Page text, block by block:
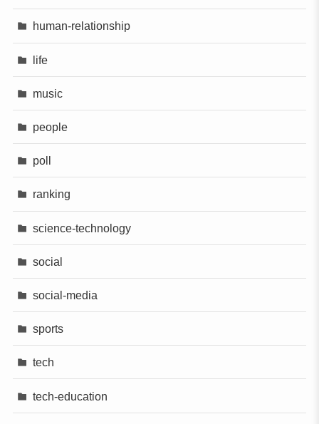
human-relationship
life
music
people
poll
ranking
science-technology
social
social-media
sports
tech
tech-education